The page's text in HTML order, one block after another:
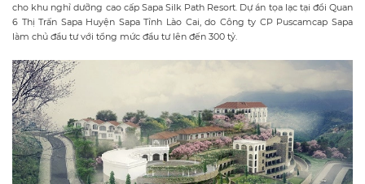
cho khu nghỉ dưỡng cao cấp Sapa Silk Path Resort. Dự án tọa lạc tại đồi Quan
6 Thị Trấn Sapa Huyện Sapa Tỉnh Lào Cai, do Công ty CP Puscamcap Sapa
làm chủ đầu tư với tổng mức đầu tư lên đến 300 tỷ.